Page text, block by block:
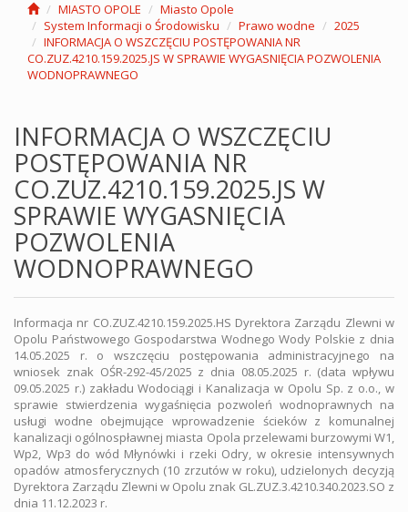
MIASTO OPOLE
Miasto Opole
System Informacji o Środowisku
Prawo wodne
2025
INFORMACJA O WSZCZĘCIU POSTĘPOWANIA NR
CO.ZUZ.4210.159.2025.JS W SPRAWIE WYGASNIĘCIA POZWOLENIA
WODNOPRAWNEGO
INFORMACJA O WSZCZĘCIU
POSTĘPOWANIA NR
CO.ZUZ.4210.159.2025.JS W
SPRAWIE WYGASNIĘCIA
POZWOLENIA
WODNOPRAWNEGO
Informacja nr CO.ZUZ.4210.159.2025.HS Dyrektora Zarządu Zlewni w
Opolu Państwowego Gospodarstwa Wodnego Wody Polskie z dnia
14.05.2025 r. o wszczęciu postępowania administracyjnego na
wniosek znak OŚR-292-45/2025 z dnia 08.05.2025 r. (data wpływu
09.05.2025 r.) zakładu Wodociągi i Kanalizacja w Opolu Sp. z o.o., w
sprawie stwierdzenia wygaśnięcia pozwoleń wodnoprawnych na
usługi wodne obejmujące wprowadzenie ścieków z komunalnej
kanalizacji ogólnospławnej miasta Opola przelewami burzowymi W1,
Wp2, Wp3 do wód Młynówki i rzeki Odry, w okresie intensywnych
opadów atmosferycznych (10 zrzutów w roku), udzielonych decyzją
Dyrektora Zarządu Zlewni w Opolu znak GL.ZUZ.3.4210.340.2023.SO z
dnia 11.12.2023 r.